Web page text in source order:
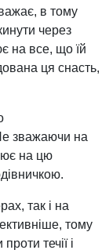
в тому
через
на все, що їй
ця снасть,
зважаючи на
на цю
так і на
тому
течії і